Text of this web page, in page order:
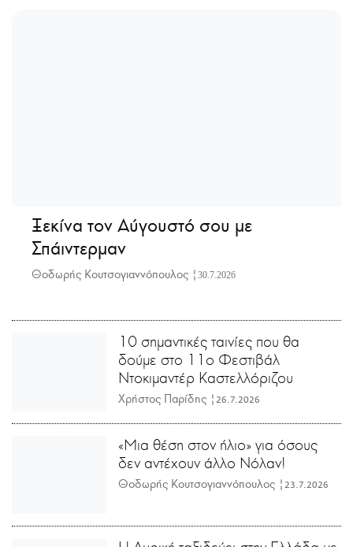
Ξεκίνα τον Αύγουστό σου με
Σπάιντερμαν
Θοδωρής Κουτσογιαννόπουλος | 30.7.2026
10 σημαντικές ταινίες που θα
δούμε στο 11ο Φεστιβάλ
Ντοκιμαντέρ Καστελλόριζου
Χρήστος Παρίδης | 26.7.2026
«Μια θέση στον ήλιο» για όσους
δεν αντέχουν άλλο Νόλαν!
Θοδωρής Κουτσογιαννόπουλος | 23.7.2026